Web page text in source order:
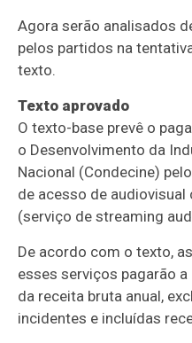
Agora serão analisados
pelos partidos na
texto.
Texto aprovado
O texto-base prevê o
o Desenvolvimento da
Nacional (Condecine)
de acesso de
(serviço de streaming
De acordo com o texto,
esses serviços pagarão
da receita bruta anual,
incidentes e incluídas